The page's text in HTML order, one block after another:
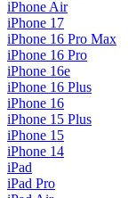
iPhone Air
iPhone 17
iPhone 16 Pro Max
iPhone 16 Pro
iPhone 16e
iPhone 16 Plus
iPhone 16
iPhone 15 Plus
iPhone 15
iPhone 14
iPad
iPad Pro